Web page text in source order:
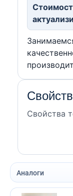
Свойства
Аналоги